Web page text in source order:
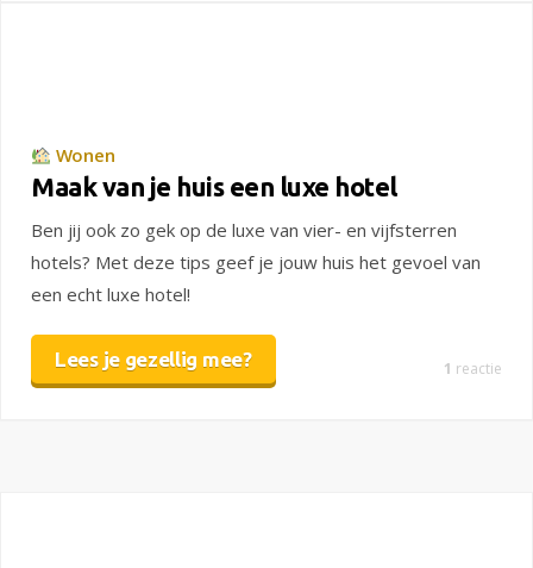
Wonen
Maak van je huis een luxe hotel
Ben jij ook zo gek op de luxe van vier- en vijfsterren
hotels? Met deze tips geef je jouw huis het gevoel van
een echt luxe hotel!
Lees je gezellig mee? 1 reactie